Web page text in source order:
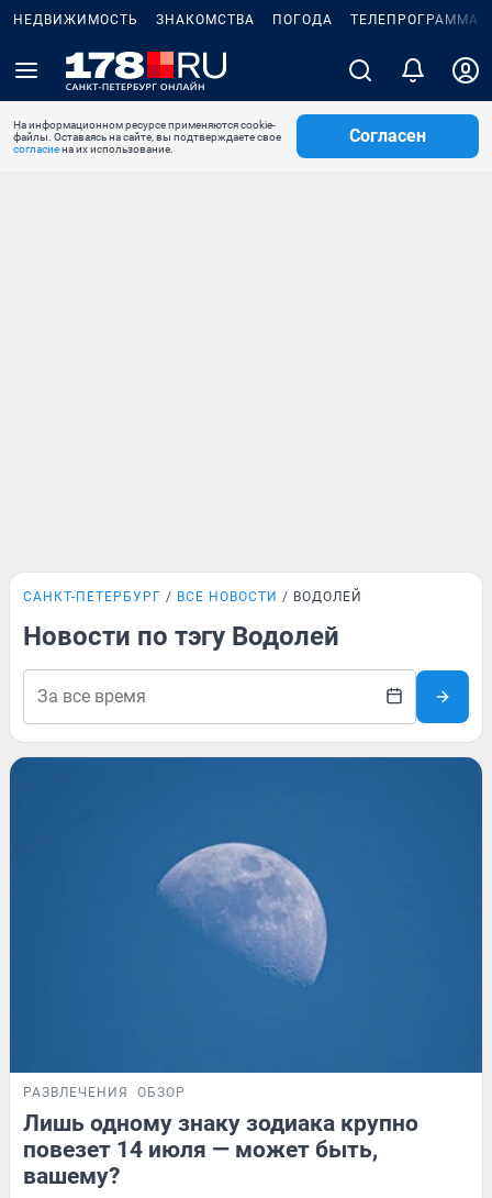
НЕДВИЖИМОСТЬ ЗНАКОМСТВА ПОГОДА ТЕЛЕПРОГРАММА
На информационном ресурсе применяются cookie-
файлы. Оставаясь на сайте, вы подтверждаете свое
согласиена их использование.
Согласен
САНКТ-ПЕТЕРБУРГ ВСЕ НОВОСТИ ВОДОЛЕЙ
Новости по тэгу Водолей
РАЗВЛЕЧЕНИЯ ОБЗОР
Лишь одному знаку зодиака крупно
повезет 14 июля — может быть,
вашему?